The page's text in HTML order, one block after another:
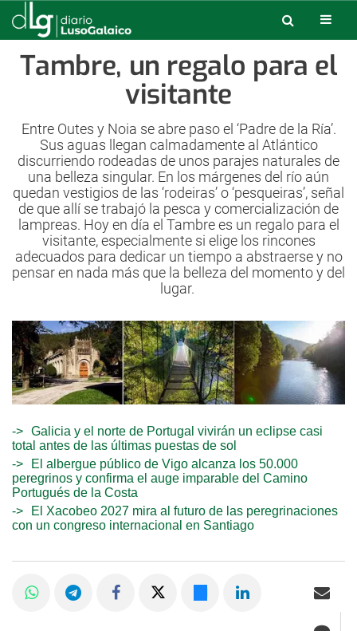
Tambre, un regalo para el
visitante
Entre Outes y Noia se abre paso el ‘Padre de la Ría’.
Sus aguas llegan calmadamente al Atlántico
discurriendo rodeadas de unos parajes naturales de
una belleza singular. En los márgenes del río aún
quedan vestigios de las ‘rodeiras’ o ‘pesqueiras’, señal
de que allí se trabajó la pesca y comercialización de
lampreas. Hoy en día el Tambre es un regalo para el
visitante, especialmente si elige los rincones
adecuados para dedicar un tiempo a abstraerse y no
pensar en nada más que la belleza del momento y del
lugar.
Galicia y el norte de Portugal vivirán un eclipse casi
total antes de las últimas puestas de sol
El albergue público de Vigo alcanza los 50.000
peregrinos y confirma el auge imparable del Camino
Portugués de la Costa
El Xacobeo 2027 mira al futuro de las peregrinaciones
con un congreso internacional en Santiago